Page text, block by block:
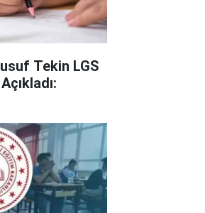
Tekin LGS